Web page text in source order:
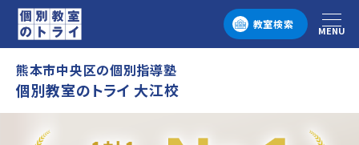
教室検索
メニュー
MENU
熊本市中央区の個別指導塾
個別教室のトライ 大江校